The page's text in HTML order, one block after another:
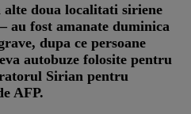
doua localitati siriene
au fost amanate duminica
dupa ce persoane
autobuze folosite pentru
Sirian pentru
AFP.